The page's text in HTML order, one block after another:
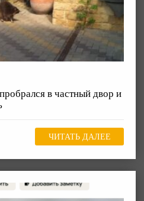
в частный двор и
ЧИТАТЬ ДАЛЕЕ